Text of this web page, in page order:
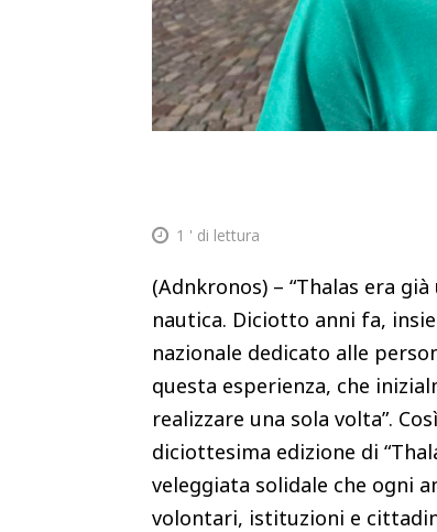
1 ' di lettura
(Adnkronos) – “Thalas era
nautica. Diciotto anni fa,
nazionale dedicato alle
questa esperienza, che
realizzare una sola volta”.
diciottesima edizione di
veleggiata solidale che ogni
volontari, istituzioni e